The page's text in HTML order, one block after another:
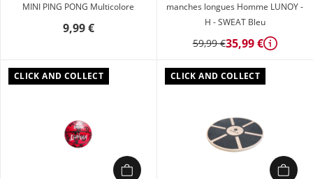
MINI PING PONG Multicolore
9,99 €
manches longues Homme LUNOY -
H - SWEAT Bleu
59,99 €35,99 € Détails
CLICK AND COLLECT CLICK AND COLLECT